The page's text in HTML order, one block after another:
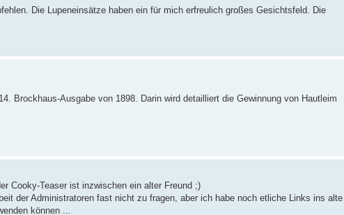
Die Lupeneinsätze haben ein für mich erfreulich großes Gesichtsfeld. Die
Brockhaus-Ausgabe von 1898. Darin wird detailliert die Gewinnung von Hautleim
Cooky-Teaser ist inzwischen ein alter Freund ;)
der Administratoren fast nicht zu fragen, aber ich habe noch etliche Links ins alte
können ...